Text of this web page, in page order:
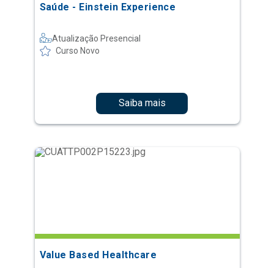
Saúde - Einstein Experience
Atualização Presencial
Curso Novo
Saiba mais
Value Based Healthcare